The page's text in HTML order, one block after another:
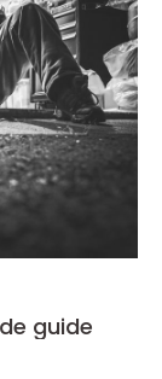
guide